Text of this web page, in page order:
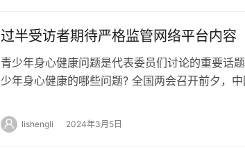
过半受访者期待严格监管网络平台内容
青少年身心健康问题是代表委员们讨论的重要话
少年身心健康的哪些问题? 全国两会召开前夕，
lishengli 2024年3月5日